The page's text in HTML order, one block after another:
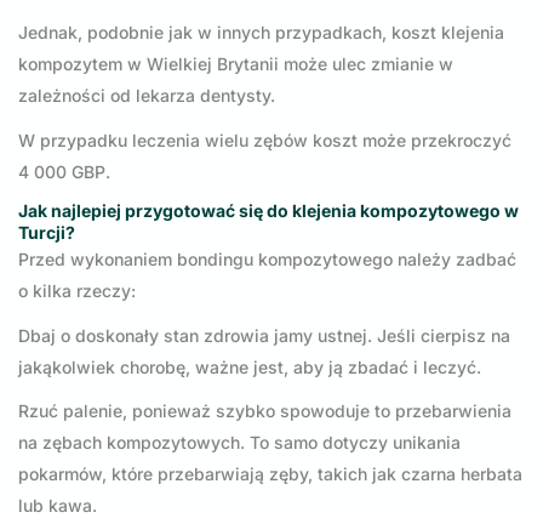
Jednak, podobnie jak w innych przypadkach, koszt klejenia
kompozytem w Wielkiej Brytanii może ulec zmianie w
zależności od lekarza dentysty.
W przypadku leczenia wielu zębów koszt może przekroczyć
4 000 GBP.
Jak najlepiej przygotować się do klejenia kompozytowego w
Turcji?
Przed wykonaniem bondingu kompozytowego należy zadbać
o kilka rzeczy:
Dbaj o doskonały stan zdrowia jamy ustnej. Jeśli cierpisz na
jakąkolwiek chorobę, ważne jest, aby ją zbadać i leczyć.
Rzuć palenie, ponieważ szybko spowoduje to przebarwienia
na zębach kompozytowych. To samo dotyczy unikania
pokarmów, które przebarwiają zęby, takich jak czarna herbata
lub kawa.